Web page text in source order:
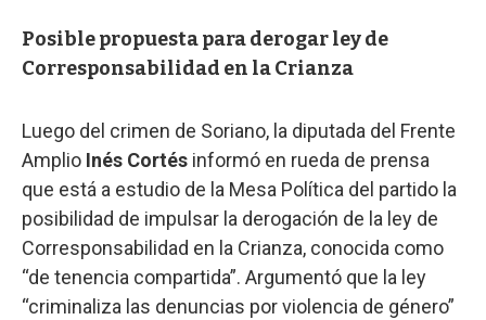
Posible propuesta para derogar ley de
Corresponsabilidad en la Crianza
Luego del crimen de Soriano, la diputada del Frente
Amplio Inés Cortés informó en rueda de prensa
que está a estudio de la Mesa Política del partido la
posibilidad de impulsar la derogación de la ley de
Corresponsabilidad en la Crianza, conocida como
“de tenencia compartida”. Argumentó que la ley
“criminaliza las denuncias por violencia de género”